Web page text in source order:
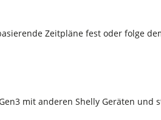
Zeitpläne fest oder folge
mit anderen Shelly Geräten und